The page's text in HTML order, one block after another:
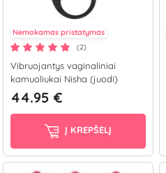
Nemokamas pristatymas
(2)
Vibruojantys vaginaliniai
kamuoliukai Nisha (juodi)
44.95 €
Į KREPŠELĮ